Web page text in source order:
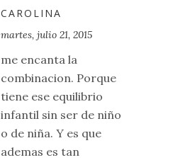
CAROLINA
martes, julio 21, 2015
me encanta la
combinacion. Porque
tiene ese equilibrio
infantil sin ser de niño
o de niña. Y es que
ademas es tan